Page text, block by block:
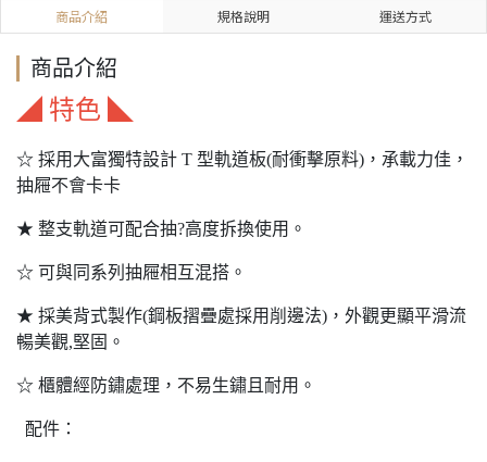
商品介紹 規格說明 運送方式
商品介紹
◢ 特色 ◣
☆ 採用大富獨特設計 T 型軌道板(耐衝擊原料)，承載力佳，
抽屜不會卡卡
★ 整支軌道可配合抽?高度拆換使用。
☆ 可與同系列抽屜相互混搭。
★ 採美背式製作(鋼板摺疊處採用削邊法)，外觀更顯平滑流
暢美觀,堅固。
☆ 櫃體經防鏽處理，不易生鏽且耐用。
配件：